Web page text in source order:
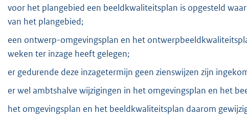
voor het plangebied een beeldkwaliteitsplan is opgesteld
van het plangebied;
een ontwerp-omgevingsplan en het
weken ter inzage heeft gelegen;
er gedurende deze inzagetermijn geen zienswijzen zijn
er wel ambtshalve wijzigingen in het omgevingsplan en het
het omgevingsplan en het beeldkwaliteitsplan daarom